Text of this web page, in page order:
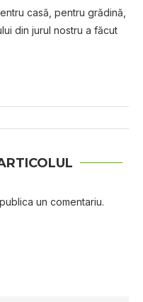
casă, pentru grădină,
din jurul nostru a făcut
un comentariu.